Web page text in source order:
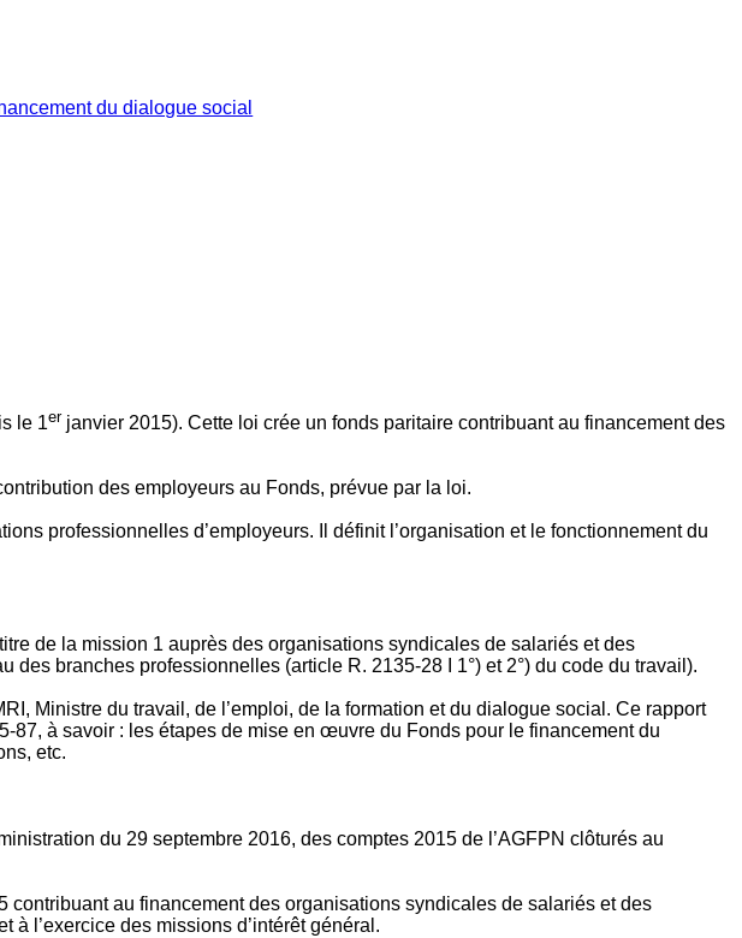
du dialogue social
le 1er janvier 2015). Cette loi crée un fonds paritaire contribuant au financement des
des employeurs au Fonds, prévue par la loi.
professionnelles d’employeurs. Il définit l’organisation et le fonctionnement du
de la mission 1 auprès des organisations syndicales de salariés et des
branches professionnelles (article R. 2135‐28 I 1°) et 2°) du code du travail).
Ministre du travail, de l’emploi, de la formation et du dialogue social. Ce rapport
à savoir : les étapes de mise en œuvre du Fonds pour le financement du
etc.
du 29 septembre 2016, des comptes 2015 de l’AGFPN clôturés au
au financement des organisations syndicales de salariés et des
l’exercice des missions d’intérêt général.